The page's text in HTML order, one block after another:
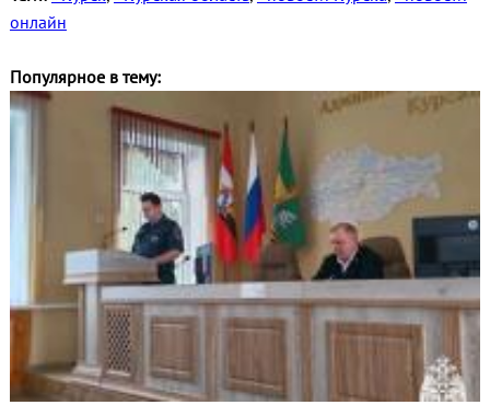
онлайн
Популярное в тему: